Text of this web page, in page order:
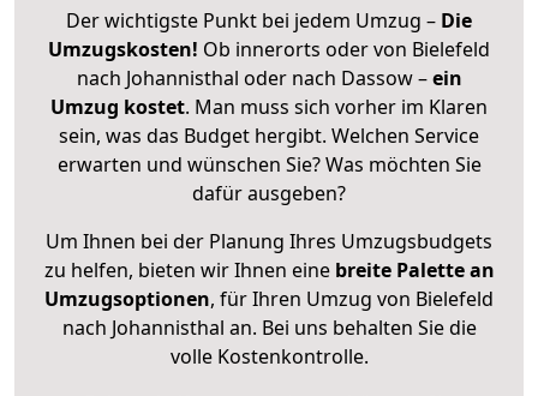
Der wichtigste Punkt bei jedem Umzug – Die
Umzugskosten! Ob innerorts oder von Bielefeld
nach Johannisthal oder nach Dassow –ein
Umzug kostet. Man muss sich vorher im Klaren
sein, was das Budget hergibt. Welchen Service
erwarten und wünschen Sie? Was möchten Sie
dafür ausgeben?
Um Ihnen bei der Planung Ihres Umzugsbudgets
zu helfen, bieten wir Ihnen eine breite Palette an
Umzugsoptionen, für Ihren Umzug von Bielefeld
nach Johannisthal an. Bei uns behalten Sie die
volle Kostenkontrolle.